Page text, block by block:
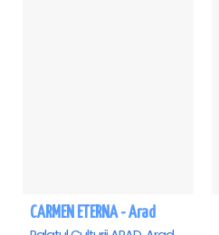
CARMEN ETERNA - Arad